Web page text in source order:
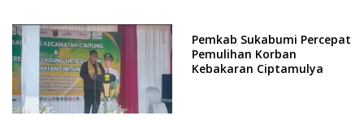
Pemkab Sukabumi Percepat
Pemulihan Korban
Kebakaran Ciptamulya